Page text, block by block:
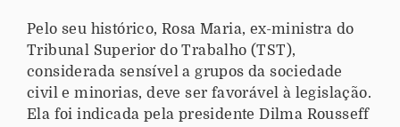
Pelo seu histórico, Rosa Maria, ex-ministra do
Tribunal Superior do Trabalho (TST),
considerada sensível a grupos da sociedade
civil e minorias, deve ser favorável à legislação.
Ela foi indicada pela presidente Dilma Rousseff